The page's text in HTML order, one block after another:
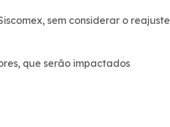
sem considerar o reajuste
que serão impactados